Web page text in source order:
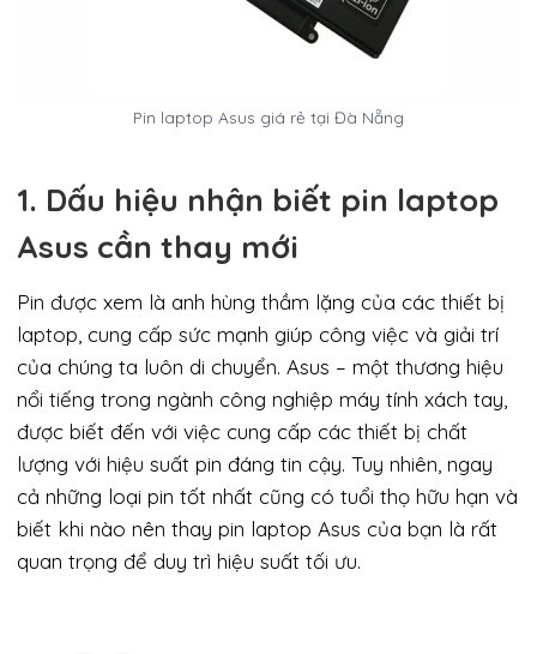
Pin laptop Asus giá rẻ tại Đà Nẵng
1. Dấu hiệu nhận biết pin laptop
Asus cần thay mới
Pin được xem là anh hùng thầm lặng của các thiết bị
laptop, cung cấp sức mạnh giúp công việc và giải trí
của chúng ta luôn di chuyển. Asus – một thương hiệu
nổi tiếng trong ngành công nghiệp máy tính xách tay,
được biết đến với việc cung cấp các thiết bị chất
lượng với hiệu suất pin đáng tin cậy. Tuy nhiên, ngay
cả những loại pin tốt nhất cũng có tuổi thọ hữu hạn và
biết khi nào nên thay pin laptop Asus của bạn là rất
quan trọng để duy trì hiệu suất tối ưu.